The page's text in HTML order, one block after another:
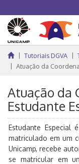
Tutoriais DGVA
Atuação da
Atuação da
Estudante
Estudante Especial
matriculado em um
Unicamp, recebe
se matricular em